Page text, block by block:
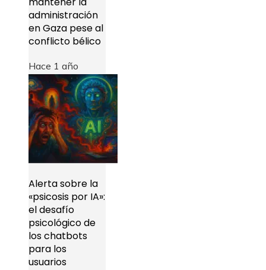
administración
en Gaza pese al
conflicto bélico
Hace 1 año
Alerta sobre la
«psicosis por IA»:
el desafío
psicológico de
los chatbots
para los
usuarios